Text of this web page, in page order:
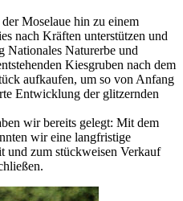
Moselaue hin zu einem
nach Kräften unterstützen und
Naturerbe und
Kiesgruben nach dem
aufkaufen, um so von Anfang
Entwicklung der glitzernden
wir bereits gelegt: Mit dem
wir eine langfristige
und zum stückweisen Verkauf